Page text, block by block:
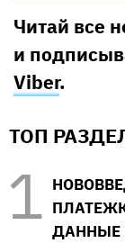
Читай все
и
Viber.
ТОП
ДАННЫЕ